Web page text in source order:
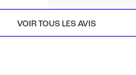
VOIR TOUS LES AVIS